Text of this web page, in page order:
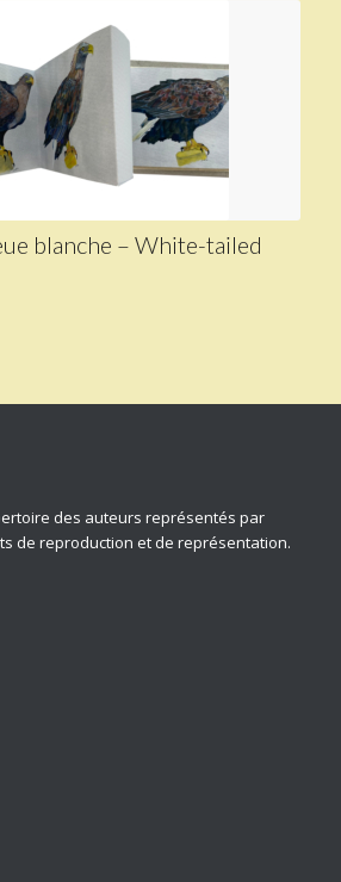
blanche – White-tailed
des auteurs représentés par
de reproduction et de représentation.